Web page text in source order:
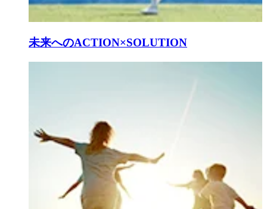
未来へのACTION×SOLUTION